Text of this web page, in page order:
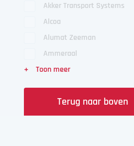
Akker Transport Systems
Alcoa
Alumat Zeeman
Ammeraal
Terug naar boven